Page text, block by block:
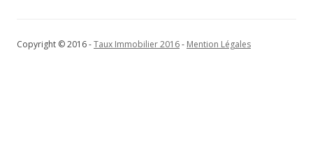
Copyright © 2016 -Taux Immobilier 2016- Mention Légales